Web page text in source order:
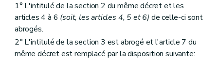
1° L'intitulé de la section 2 du même décret et les
articles 4 à 6 (soit, les articles 4, 5 et 6) de celle-ci sont
abrogés.
2° L'intitulé de la section 3 est abrogé et l'article 7 du
même décret est remplacé par la disposition suivante: